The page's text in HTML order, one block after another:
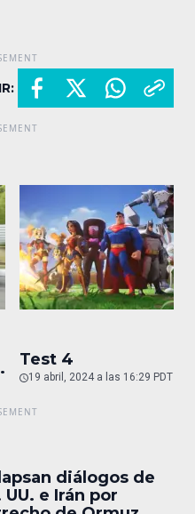
Test 4
19 abril, 2024 a las 16:29 PDT
diálogos de
UU. e Irán por